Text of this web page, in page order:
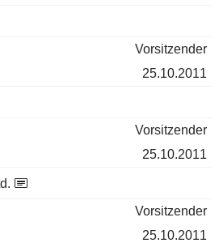
Vorsitzender
25.10.2011
Vorsitzender
25.10.2011
Vorsitzender
25.10.2011